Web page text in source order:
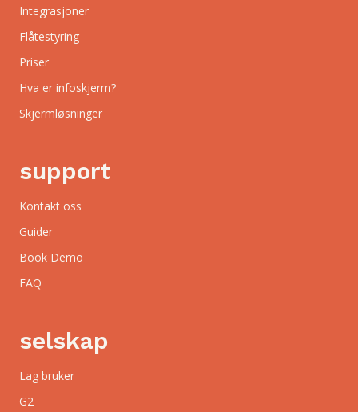
Integrasjoner
Flåtestyring
Priser
Hva er infoskjerm?
Skjermløsninger
support
Kontakt oss
Guider
Book Demo
FAQ
selskap
Lag bruker
G2